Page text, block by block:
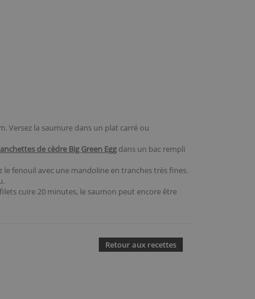
Versez la saumure dans un plat carré ou
de cèdre Big Green Egg dans un bac rempli
le fenouil avec une mandoline en tranches très fines.
cuire 20 minutes, le saumon peut encore être
Retour aux recettes